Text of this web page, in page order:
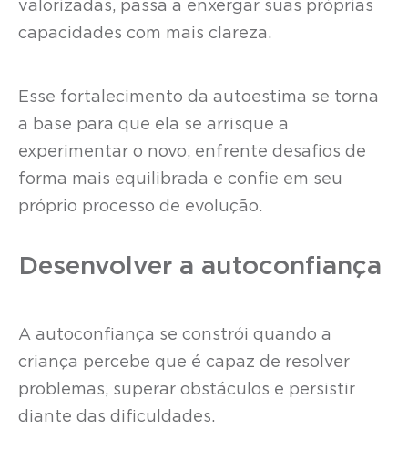
valorizadas, passa a enxergar suas próprias
capacidades com mais clareza.
Esse fortalecimento da autoestima se torna
a base para que ela se arrisque a
experimentar o novo, enfrente desafios de
forma mais equilibrada e confie em seu
próprio processo de evolução.
Desenvolver a autoconfiança
A autoconfiança se constrói quando a
criança percebe que é capaz de resolver
problemas, superar obstáculos e persistir
diante das dificuldades.